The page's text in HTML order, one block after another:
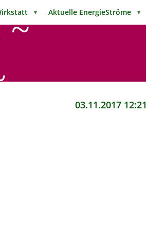
▼ Aktuelle EnergieStröme▼
~
03.11.2017 12:21